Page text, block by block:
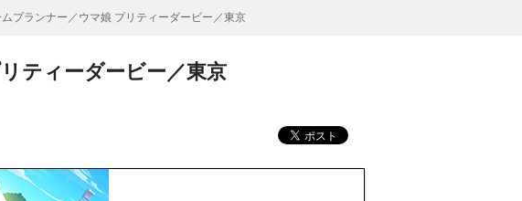
ムプランナー／ウマ娘 プリティーダービー／東京
ティーダービー／東京